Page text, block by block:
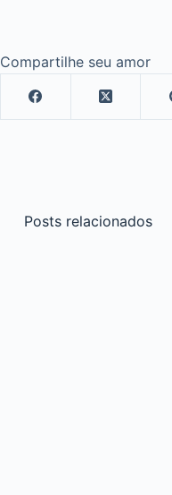
Compartilhe seu amor
Posts relacionados